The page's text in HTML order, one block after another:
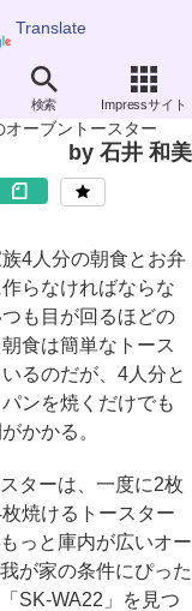
Translate
検索 Impressサイト
WA22」
ーブントースター
by 石井 和美
4人分の朝食とお弁
らなければならな
も目が回るほどの
食は簡単なトース
いるのだが、4人分と
ンを焼くだけでも
かかる。
ターは、一度に2枚
焼けるトースター
っと庫内が広いオー
が家の条件にぴった
SK-WA22」を見つ